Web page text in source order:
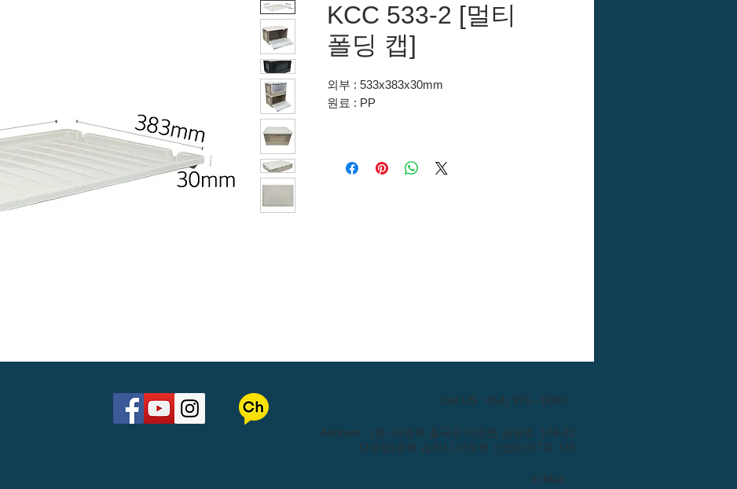
KCC 533-2 [멀티
폴딩 캡]
외부 : 533x383x30mm
원료 : PP
Call US : 054) 976 - 0000
​Address : (본 사)경북 칠곡군 지천면 금송로 176-21
(2공장)경북 김천시 어모면 산업단지7로 135
E-Mail :